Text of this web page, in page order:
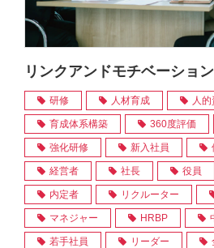
リンクアンドモチベーショ
研修 人材育成 人
育成体系構築 360度評価
強化研修 新入社員
経営者 社長 役員
内定者 リクルーター
マネジャー HRBP
若手社員 リーダー